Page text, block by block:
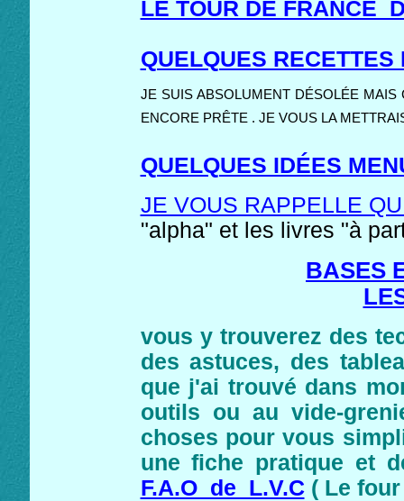
LE TOUR DE FRANCE
QUELQUES
JE SUIS ABSOLUMENT DÉSOLÉE
ENCORE PRÊTE . JE VOUS LA
QUELQUES IDÉES
JE VOUS RAPPELLE
"alpha" et les livres "à
BASES
vous y trouverez des
des astuces, des
que j'ai trouvé dans
outils ou au vide-
choses pour vous
une fiche pratique et
F.A.O de L.V.C( Le